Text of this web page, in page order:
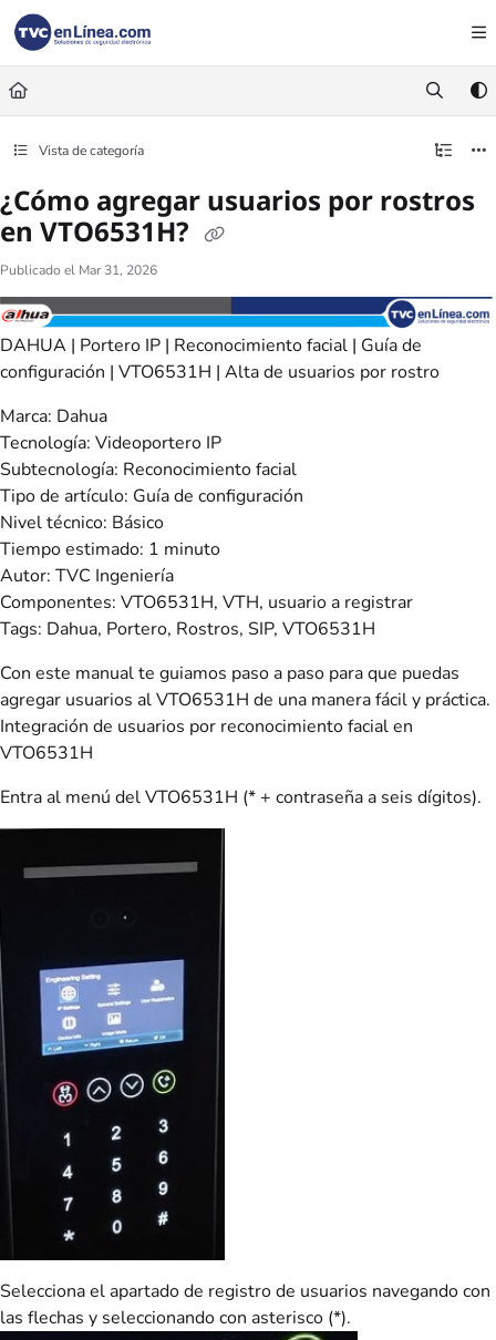
Documentation Index
Fetch the complete documentation index at:
Use this file to discover all available pages before exploring further.
Vista de categoría
¿Cómo agregar usuarios por rostros
en VTO6531H?
Publicado el Mar 31, 2026
DAHUA | Portero IP | Reconocimiento facial | Guía de
configuración | VTO6531H | Alta de usuarios por rostro
Marca: Dahua
Tecnología: Videoportero IP
Subtecnología: Reconocimiento facial
Tipo de artículo: Guía de configuración
Nivel técnico: Básico
Tiempo estimado: 1 minuto
Autor: TVC Ingeniería
Componentes: VTO6531H, VTH, usuario a registrar
Tags: Dahua, Portero, Rostros, SIP, VTO6531H
Con este manual te guiamos paso a paso para que puedas
agregar usuarios al VTO6531H de una manera fácil y práctica.
Integración de usuarios por reconocimiento facial en
VTO6531H
Entra al menú del VTO6531H (* + contraseña a seis dígitos).
Selecciona el apartado de registro de usuarios navegando con
las flechas y seleccionando con asterisco (*).